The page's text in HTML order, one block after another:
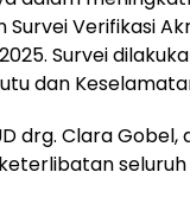
Verifikasi
Survei
dan
drg. Clara Gobel,